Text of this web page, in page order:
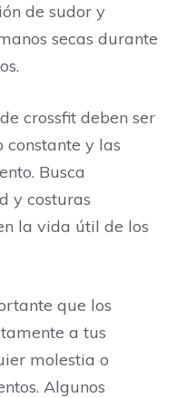
de sudor y
secas durante
crossfit deben ser
constante y las
Busca
y costuras
la vida útil de los
que los
a tus
molestia o
Algunos